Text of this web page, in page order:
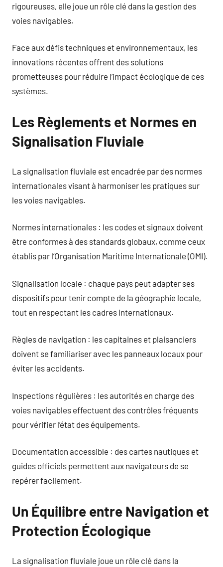
rigoureuses, elle joue un rôle clé dans la gestion des
voies navigables.
Face aux défis techniques et environnementaux, les
innovations récentes offrent des solutions
prometteuses pour réduire l’impact écologique de ces
systèmes.
Les Règlements et Normes en
Signalisation Fluviale
La signalisation fluviale est encadrée par des normes
internationales visant à harmoniser les pratiques sur
les voies navigables.
Normes internationales : les codes et signaux doivent
être conformes à des standards globaux, comme ceux
établis par l’Organisation Maritime Internationale (OMI).
Signalisation locale : chaque pays peut adapter ses
dispositifs pour tenir compte de la géographie locale,
tout en respectant les cadres internationaux.
Règles de navigation : les capitaines et plaisanciers
doivent se familiariser avec les panneaux locaux pour
éviter les accidents.
Inspections régulières : les autorités en charge des
voies navigables effectuent des contrôles fréquents
pour vérifier l’état des équipements.
Documentation accessible : des cartes nautiques et
guides officiels permettent aux navigateurs de se
repérer facilement.
Un Équilibre entre Navigation et
Protection Écologique
La signalisation fluviale joue un rôle clé dans la